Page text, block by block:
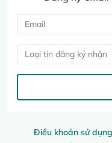
Điều khoản sử dụng
Loại tin đăng ký nhận